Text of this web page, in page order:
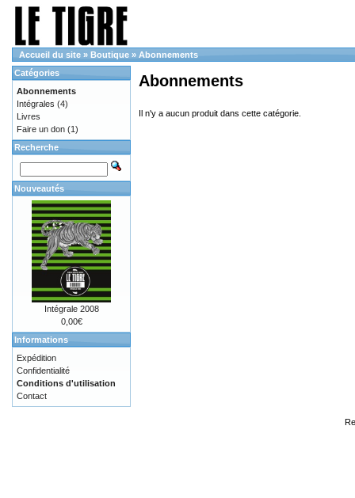
Accueil du site » Boutique » Abonnements
Abonnements
Il n'y a aucun produit dans cette catégorie.
Catégories
Abonnements
Intégrales (4)
Livres
Faire un don (1)
Recherche
Nouveautés
Intégrale 2008
0,00€
Informations
Expédition
Confidentialité
Conditions d'utilisation
Contact